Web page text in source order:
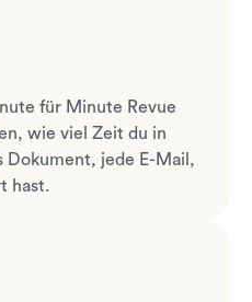
für Minute Revue
wie viel Zeit du in
Dokument, jede E-Mail,
hast.